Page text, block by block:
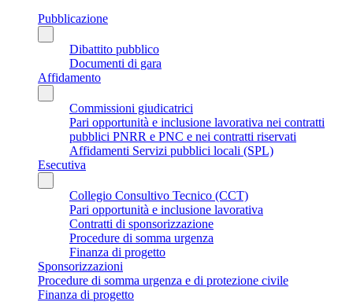
Pubblicazione
Dibattito pubblico
Documenti di gara
Affidamento
Commissioni giudicatrici
Pari opportunità e inclusione lavorativa nei contratti
pubblici PNRR e PNC e nei contratti riservati
Affidamenti Servizi pubblici locali (SPL)
Esecutiva
Collegio Consultivo Tecnico (CCT)
Pari opportunità e inclusione lavorativa
Contratti di sponsorizzazione
Procedure di somma urgenza
Finanza di progetto
Sponsorizzazioni
Procedure di somma urgenza e di protezione civile
Finanza di progetto